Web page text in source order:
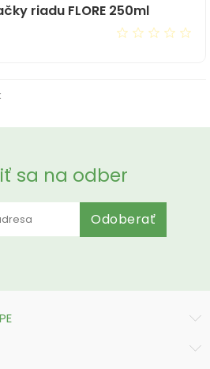
riadu FLORE 250ml
sa na odber
Odoberať